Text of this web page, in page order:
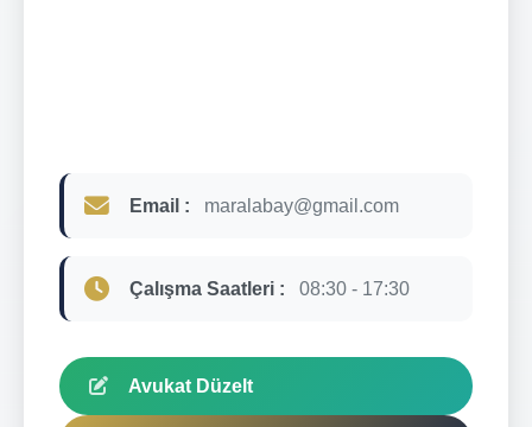
Email : maralabay@gmail.com
Çalışma Saatleri : 08:30 - 17:30
Avukat Düzelt